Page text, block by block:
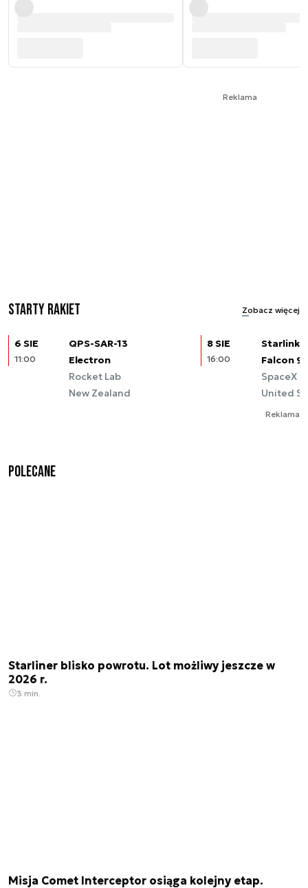
Reklama
Starty rakiet Zobacz więcej
6 SIE
11:00
QPS-SAR-13
Electron
Rocket Lab
New Zealand
8 SIE
16:00
Starlink
Falcon 9
SpaceX
United
Reklama
Polecane
Starliner blisko powrotu. Lot możliwy jeszcze w
2026 r.
3 min.
Misja Comet Interceptor osiąga kolejny etap.